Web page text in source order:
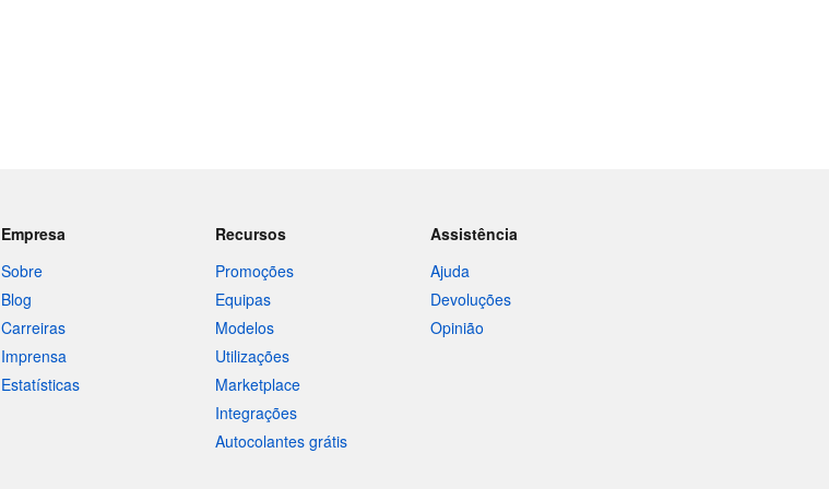
Empresa
Sobre
Blog
Carreiras
Imprensa
Estatísticas
Recursos
Promoções
Equipas
Modelos
Utilizações
Marketplace
Integrações
Autocolantes grátis
Assistência
Ajuda
Devoluções
Opinião